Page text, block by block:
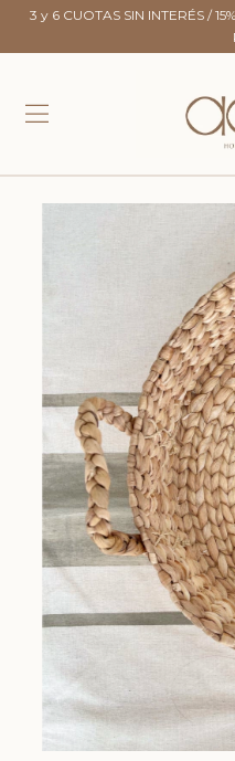
3 y 6 CUOTAS SIN INTERÉS /